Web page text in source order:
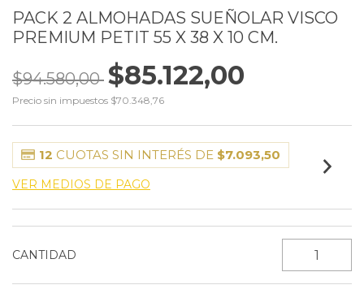
PACK 2 ALMOHADAS SUEÑOLAR VISCO
PREMIUM PETIT 55 X 38 X 10 CM.
$94.580,00 $85.122,00
Precio sin impuestos $70.348,76
12 CUOTAS SIN INTERÉS DE $7.093,50
VER MEDIOS DE PAGO
CANTIDAD